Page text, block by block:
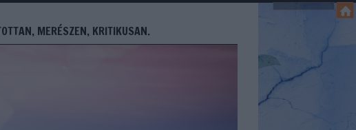
MERÉSZEN, KRITIKUSAN.